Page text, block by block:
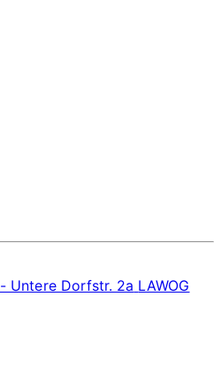
- Untere Dorfstr. 2a LAWOG